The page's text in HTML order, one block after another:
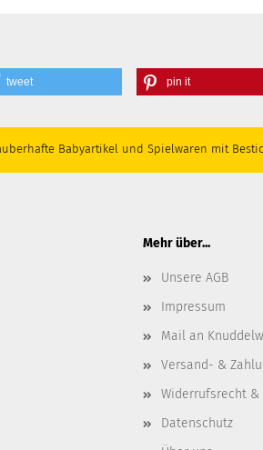
tweet pin it
Babyartikel und Spielwaren mit
Mehr über...
Unsere AGB
Impressum
Mail an
Versand- &
Widerrufsrecht
Datenschutz